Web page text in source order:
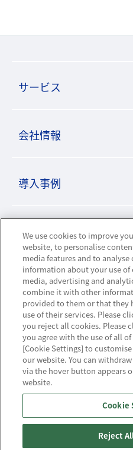
サービス
会社情報
導入事例
ビジネスパートナーサ
ニュースリリース
お知らせ
お問い合わせ／サポート
ハウジング・クラウ
NTTスマートコネクト
We use cookies to improve
website, to personalise
media features and to analyse
information about your use
media, advertising and
combine it with other
provided to them or that they
use of their services. Please
you reject all cookies. Please
you agree with the use of all
[Cookie Settings] to
our website. You can
via the hover button appears
website.
Cookie
Reject